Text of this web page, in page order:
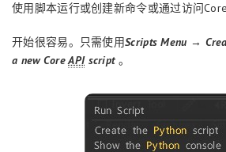
使用脚本运行或创建新命令或通过访问Core
开始很容易。只需使用Scripts Menu →
a new CoreAPIscript。